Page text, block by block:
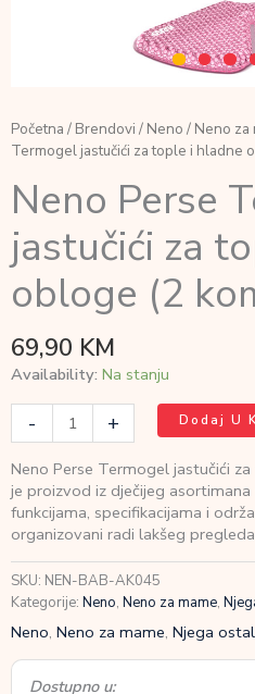
Početna / Brendovi / Neno / Neno za
Termogel jastučići za tople i hladne
Neno Perse
jastučići za
obloge (2
69,90 KM
Availability: Na stanju
-
jastučići
za
tople
i
hladne
obloge
(2
kom)
+ Dodaj U
Neno Perse Termogel jastučići
je proizvod iz dječijeg
funkcijama, specifikacijama i
organizovani radi lakšeg
SKU: NEN-BAB-AK045
Kategorije: Neno, Neno za mame,
Neno, Neno za mame, Njega
Dostupno u: